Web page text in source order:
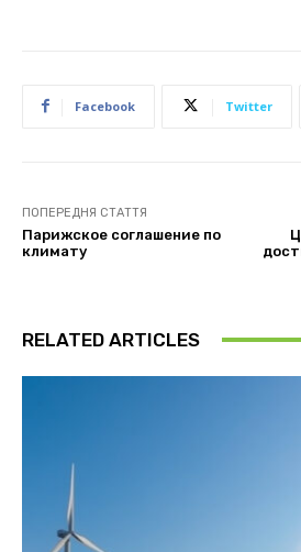
Facebook Twitter
ПОПЕРЕДНЯ СТАТТЯ
Парижское соглашение по
климату
RELATED ARTICLES